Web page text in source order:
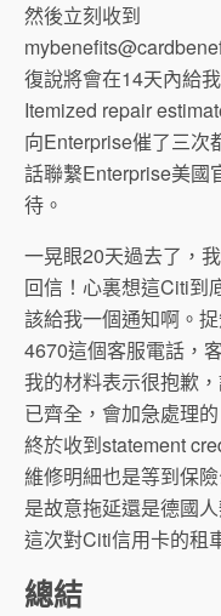
然後立刻收到
復說將會在14天內給
Itemized repair
向Enterprise催了三次
話聯繫Enterprise美國
待。
一晃眼20天過去了，
回信！心裏想這Citi到
該給我一個通知啊。
4670這個客服電話，
我的材料表示很抱歉
已齊全，會加急處理
終於收到statement
維修明細也是等到保
是故意拖延還是德國
這次對Citi信用卡的租
總結